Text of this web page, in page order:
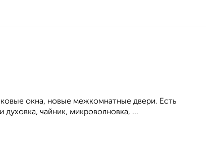
окна, новые межкомнатные двери. Есть
чайник, микроволновка, ...